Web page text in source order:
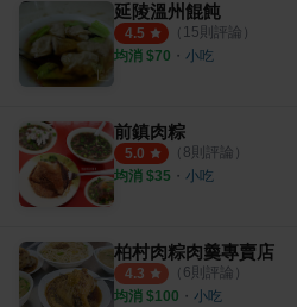
延陵溫州餛飩
4.5 （ 15則評論）
均消 $70 ・ 小吃
前鎮肉粽
5.0 （ 8則評論）
均消 $35 ・ 小吃
柏村肉粽肉羹專賣店
4.3 （ 6則評論）
均消 $100 ・ 小吃